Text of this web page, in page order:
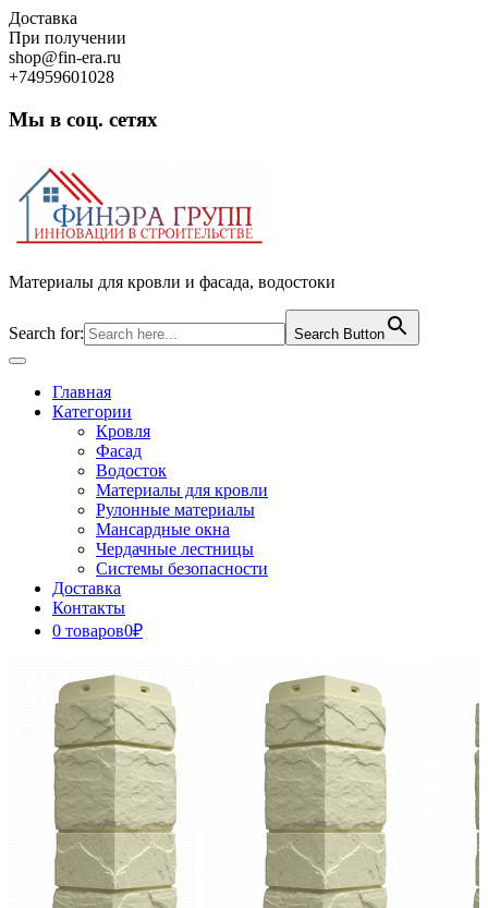
Skip
to
content
Доставка
При получении
shop@fin-era.ru
+74959601028
Мы в соц. сетях
Материалы для кровли и фасада, водостоки
Search for: Search Button
Open
ButtonГлавная
Категории
Кровля
Фасад
Водосток
Материалы для кровли
Рулонные материалы
Мансардные окна
Чердачные лестницы
Системы безопасности
Доставка
Контакты
0 товаров0₽